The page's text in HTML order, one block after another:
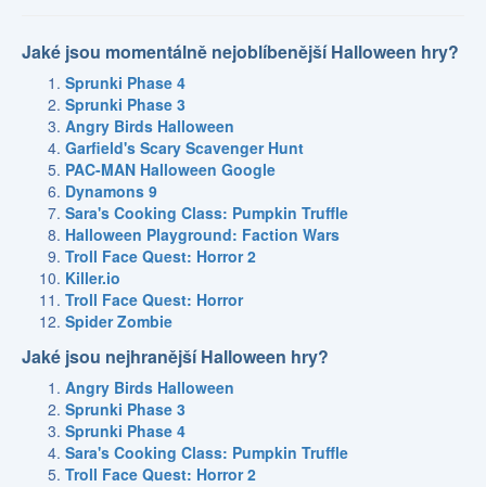
Jaké jsou momentálně nejoblíbenější Halloween hry?
Sprunki Phase 4
Sprunki Phase 3
Angry Birds Halloween
Garfield's Scary Scavenger Hunt
PAC-MAN Halloween Google
Dynamons 9
Sara's Cooking Class: Pumpkin Truffle
Halloween Playground: Faction Wars
Troll Face Quest: Horror 2
Killer.io
Troll Face Quest: Horror
Spider Zombie
Jaké jsou nejhranější Halloween hry?
Angry Birds Halloween
Sprunki Phase 3
Sprunki Phase 4
Sara's Cooking Class: Pumpkin Truffle
Troll Face Quest: Horror 2